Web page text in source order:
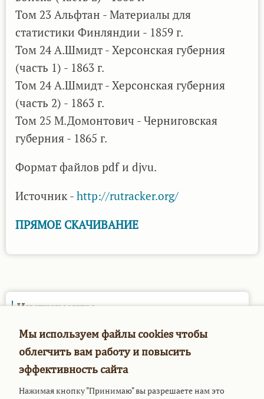
Том 23 Альфтан - Материалы для
статистики Финляндии - 1859 г.
Том 24 А.Шмидт - Херсонская губерния
(часть 1) - 1863 г.
Том 24 А.Шмидт - Херсонская губерния
(часть 2) - 1863 г.
Том 25 М.Домонтович - Черниговская
губерния - 1865 г.
Формат файлов pdf и djvu.
Источник - http://rutracker.org/
ПРЯМОЕ СКАЧИВАНИЕ
Инструменты
Опросы
Мое меню
Войти
Мы используем файлы cookies чтобы
облегчить вам работу и повысить
эффективность сайта
Нажимая кнопку "Принимаю" вы разрешаете нам это